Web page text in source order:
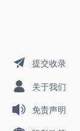
提交收录
关于我们
免责声明